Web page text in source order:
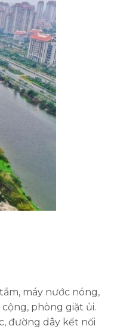
máy nước nóng,
phòng giặt ủi.
đường dây kết nối